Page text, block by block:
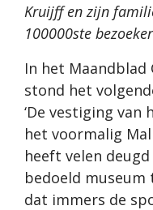
Kruijff en zijn
100000ste
In het Maandblad
stond het
‘De vestiging van
het voormalig
heeft velen
bedoeld
dat immers de